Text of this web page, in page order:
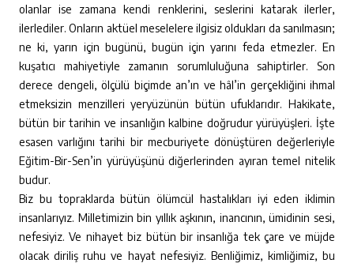
olanlar ise zamana kendi renklerini, seslerini katarak ilerler,
ilerlediler. Onların aktüel meselelere ilgisiz oldukları da sanılmasın;
ne ki, yarın için bugünü, bugün için yarını feda etmezler. En
kuşatıcı mahiyetiyle zamanın sorumluluğuna sahiptirler. Son
derece dengeli, ölçülü biçimde an’ın ve hâl’in gerçekliğini ihmal
etmeksizin menzilleri yeryüzünün bütün ufuklarıdır. Hakikate,
bütün bir tarihin ve insanlığın kalbine doğrudur yürüyüşleri. İşte
esasen varlığını tarihi bir mecburiyete dönüştüren değerleriyle
Eğitim-Bir-Sen’in yürüyüşünü diğerlerinden ayıran temel nitelik
budur.
Biz bu topraklarda bütün ölümcül hastalıkları iyi eden iklimin
insanlarıyız. Milletimizin bin yıllık aşkının, inancının, ümidinin sesi,
nefesiyiz. Ve nihayet biz bütün bir insanlığa tek çare ve müjde
olacak diriliş ruhu ve hayat nefesiyiz. Benliğimiz, kimliğimiz, bu